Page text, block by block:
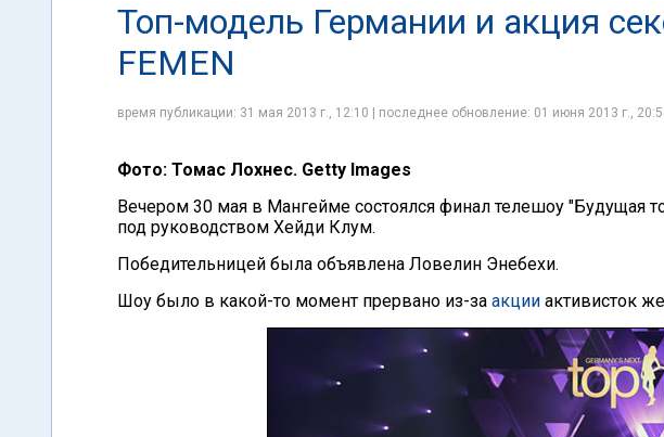
Топ-модель Германии и акция
FEMEN
время публикации: 31 мая 2013 г., 12:10 | последнее обновление: 01 июня 2013 г.,
Фото: Томас Лохнес. Getty Images
Вечером 30 мая в Мангейме состоялся финал телешоу "Будущая
под руководством Хейди Клум.
Победительницей была объявлена Ловелин Энебехи.
Шоу было в какой-то момент прервано из-за акции активисток